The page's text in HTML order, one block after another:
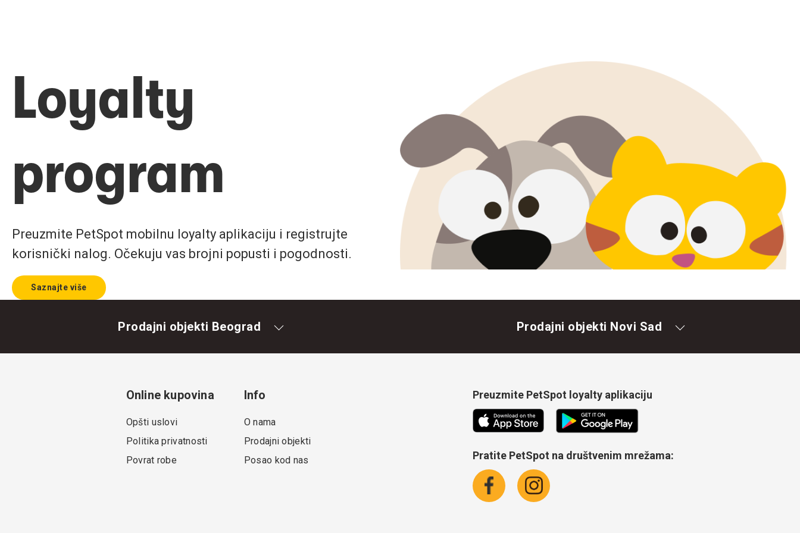
Loyalty
program
Preuzmite PetSpot mobilnu loyalty aplikaciju i registrujte
korisnički nalog. Očekuju vas brojni popusti i pogodnosti.
Saznajte više
Prodajni objekti Beograd Prodajni objekti Novi Sad
Online kupovina
Opšti uslovi
Politika privatnosti
Povrat robe
Info
O nama
Prodajni objekti
Posao kod nas
Preuzmite PetSpot loyalty aplikaciju
Pratite PetSpot na društvenim mrežama: